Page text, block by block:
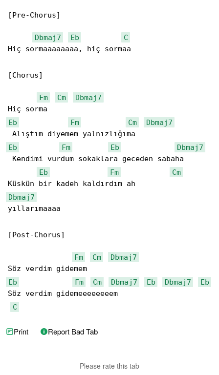
[Pre-Chorus]
Dbmaj7 Eb
C
Hiç sormaaaaaaaa, hiç sormaa
[Chorus]
Fm Cm
Dbmaj7
Eb
Fm Cm
Dbmaj7
Eb
Fm Eb
Dbmaj7
Kendimi vurdum sokaklara geceden sabaha
Eb
Fm
Cm
Dbmaj7
yıllarımaaaa
[Post-Chorus]
Fm Cm
Dbmaj7
Eb
Fm Cm Dbmaj7 Eb Dbmaj7
Eb
Söz verdim gidemeeeeeeeem
C
Print Report Bad Tab
Please rate this tab